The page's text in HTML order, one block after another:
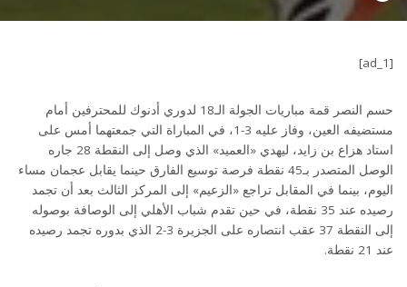
[ad_1]
حسم النصر قمة مباريات الجولة الـ18 لدوري أدنوك للمحترفين أمام
مستضيفه العين، وفاز عليه 3-1، في المباراة التي جمعتهما أمس على
استاد هزاع بن زايد، ليهدي «العميد» الذي وصل إلى النقطة 28 جاره
الوصل المتصدر بـ45 نقطة فرصة توسيع الفارق حينما يقابل عجمان مساء
اليوم، بينما في المقابل تراجع «الزعيم» إلى المركز الثالث بعد أن تجمد
رصيده عند 35 نقطة، في حين تقدم شباب الأهلي إلى الوصافة بوصوله
إلى النقطة 37 عقب انتصاره على الجزيرة 3-2 الذي بدوره تجمد رصيده
عند 21 نقطة.